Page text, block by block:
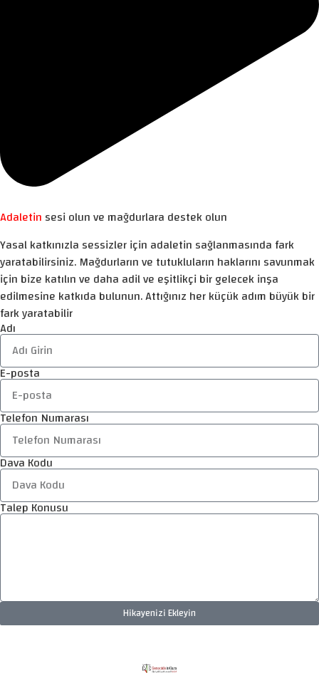
Adaletin sesi olun ve mağdurlara destek olun
Yasal katkınızla sessizler için adaletin sağlanmasında fark
yaratabilirsiniz. Mağdurların ve tutukluların haklarını savunmak
için bize katılın ve daha adil ve eşitlikçi bir gelecek inşa
edilmesine katkıda bulunun. Attığınız her küçük adım büyük bir
fark yaratabilir
Adı
E-posta
Telefon Numarası
Dava Kodu
Talep Konusu
Hikayenizi Ekleyin